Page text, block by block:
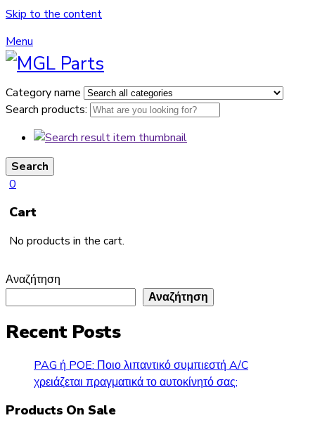
Skip to the content
Menu
Category name
Search products:
Search
0
Cart
No products in the cart.
Αναζήτηση
Αναζήτηση
Recent Posts
PAG ή POE: Ποιο λιπαντικό συμπιεστή A/C
χρειάζεται πραγματικά το αυτοκίνητό σας;
Products On Sale